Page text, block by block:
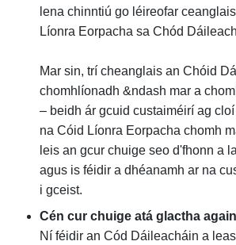
lena chinntiú go léireofar
Líonra Eorpacha sa Chód
Mar sin, trí cheanglais an Chóid
chomhlíonadh &ndash mar a
– beidh ár gcuid custaiméirí ag
na Cóid Líonra Eorpacha chomh
leis an gcur chuige seo d'fhonn a
agus is féidir a dhéanamh ar na
i gceist.
Cén cur chuige atá glactha
Ní féidir an Cód Dáileacháin a